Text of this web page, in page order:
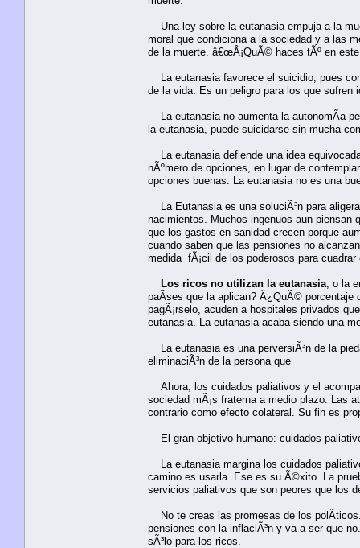
Una ley sobre la eutanasia empuja a la
moral que condiciona a la sociedad y a las
de la muerte. â€œÂ¡QuÃ© haces tÃº en
La eutanasia favorece el suicidio, pues
de la vida. Es un peligro para los que sufren
La eutanasia no aumenta la autonomÃ­a
la eutanasia, puede suicidarse sin mucha
La eutanasia defiende una idea
nÃºmero de opciones, en lugar de
opciones buenas. La eutanasia no es una
La Eutanasia es una soluciÃ³n para
nacimientos. Muchos ingenuos aun
que los gastos en sanidad crecen porque
cuando saben que las pensiones no
medida fÃ¡cil de los poderosos para
Los ricos no utilizan la eutanasia , o la
paÃ­ses que la aplican? Â¿QuÃ© porcentaje
pagÃ¡rselo, acuden a hospitales privados
eutanasia. La eutanasia acaba siendo una
La eutanasia es una perversiÃ³n de la
eliminaciÃ³n de la persona que
Ahora, los cuidados paliativos y el
sociedad mÃ¡s fraterna a medio plazo. Las
contrario como efecto colateral. Su fin es
El gran objetivo humano: cuidados
La eutanasia margina los cuidados
camino es usarla. Ese es su Ã©xito. La
servicios paliativos que son peores que los
No te creas las promesas de los
pensiones con la inflaciÃ³n y va a ser que
sÃ³lo para los ricos.